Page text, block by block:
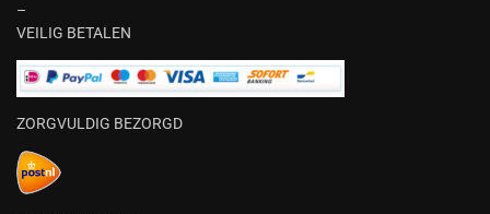
–
VEILIG BETALEN
ZORGVULDIG BEZORGD